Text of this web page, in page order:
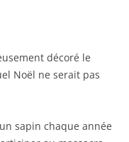
décoré le
Noël ne serait pas
sapin chaque année